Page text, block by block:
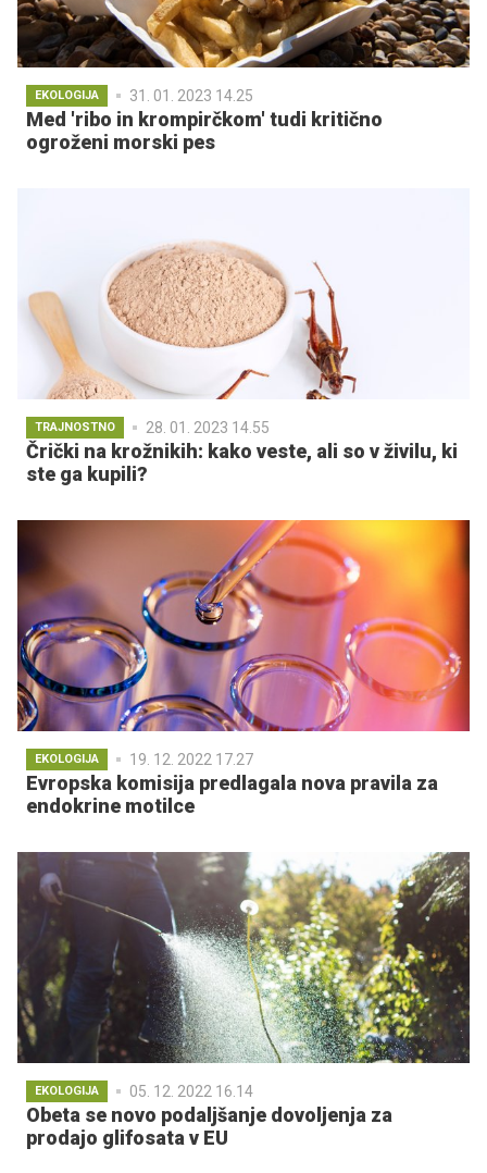
EKOLOGIJA 31. 01. 2023 14.25
Med 'ribo in krompirčkom' tudi kritično
ogroženi morski pes
TRAJNOSTNO 28. 01. 2023 14.55
Črički na krožnikih: kako veste, ali so v živilu, ki
ste ga kupili?
EKOLOGIJA 19. 12. 2022 17.27
Evropska komisija predlagala nova pravila za
endokrine motilce
EKOLOGIJA 05. 12. 2022 16.14
Obeta se novo podaljšanje dovoljenja za
prodajo glifosata v EU